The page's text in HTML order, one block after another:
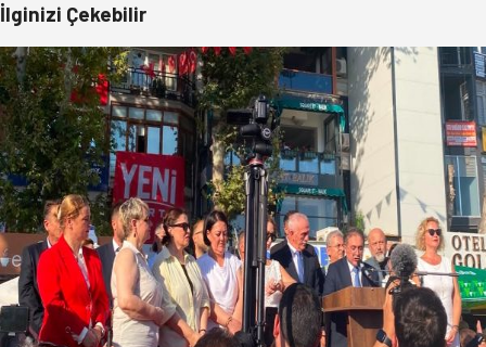
İlginizi Çekebilir